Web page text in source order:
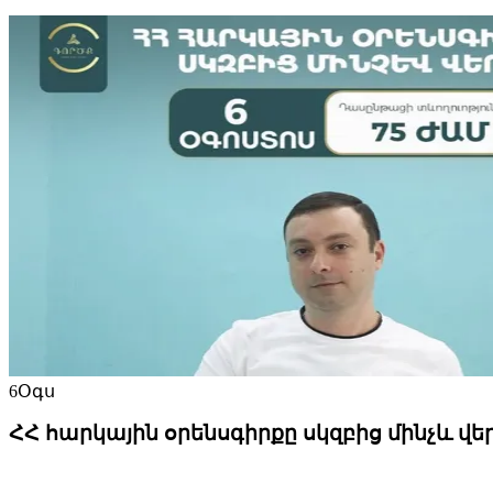
6Օգս
ՀՀ հարկային օրենսգիրքը սկզբից մինչև